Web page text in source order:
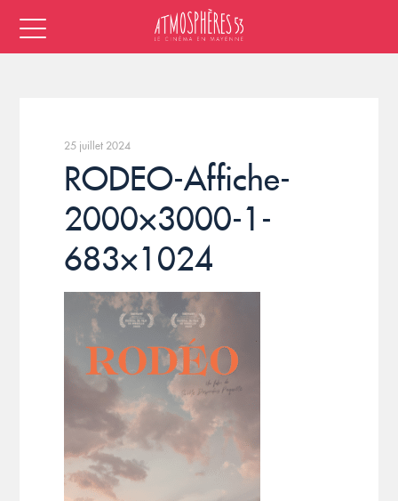
25 juillet 2024
RODEO-Affiche-
2000×3000-1-
683×1024